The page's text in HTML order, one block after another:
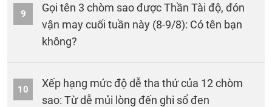
9
Gọi tên 3 chòm sao được Thần Tài độ, đón
vận may cuối tuần này (8-9/8): Có tên bạn
không?
10
Xếp hạng mức độ dễ tha thứ của 12 chòm
sao: Từ dễ mủi lòng đến ghi sổ đen